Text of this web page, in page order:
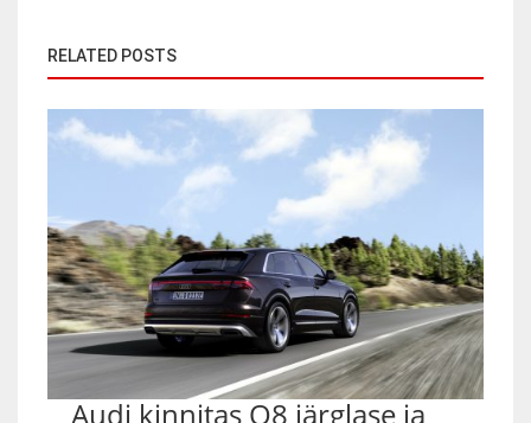
RELATED POSTS
Audi kinnitas Q8 järglase ja